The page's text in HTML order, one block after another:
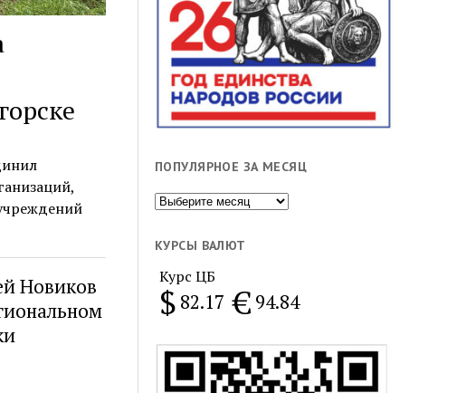
Новиков
ПОПУЛЯРНОЕ ЗА МЕСЯЦ
Популярное
месяц
КУРСЫ ВАЛЮТ
Курс ЦБ
$ 82.17 € 94.84